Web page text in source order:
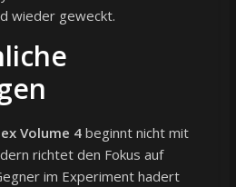
wieder geweckt.
Volume 4beginnt nicht mit
richtet den Fokus auf
im Experiment hadert